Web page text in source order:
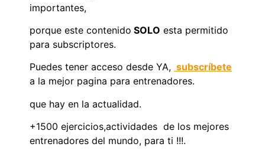
importantes,
porque este contenido SOLO esta permitido
para subscriptores.
Puedes tener acceso desde YA, subscríbete
a la mejor pagina para entrenadores.
que hay en la actualidad.
+1500 ejercicios,actividades de los mejores
entrenadores del mundo, para ti !!!.